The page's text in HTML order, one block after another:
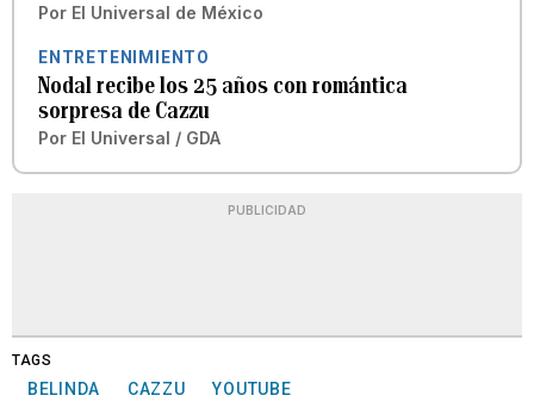
Por El Universal de México
ENTRETENIMIENTO
Nodal recibe los 25 años con romántica
sorpresa de Cazzu
Por El Universal / GDA
PUBLICIDAD
TAGS
BELINDA CAZZU YOUTUBE